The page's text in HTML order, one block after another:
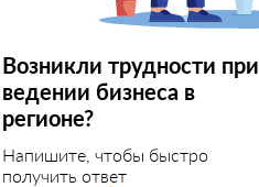
Возникли трудности при
ведении бизнеса в
регионе?
Напишите, чтобы быстро
получить ответ